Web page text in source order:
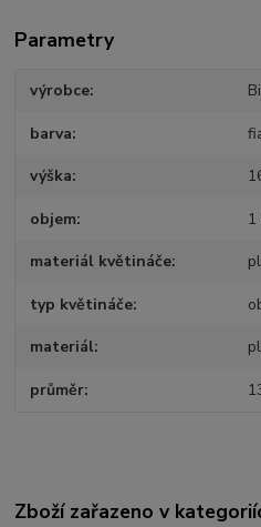
Parametry
výrobce
barva
výška
objem 1
materiál květináče
typ květináče
materiál
průměr
Zboží zařazeno v